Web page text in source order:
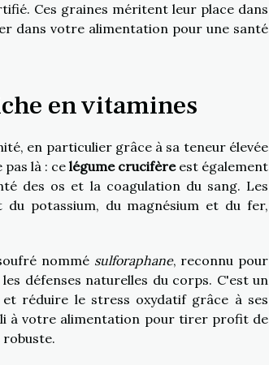
Ces graines méritent leur place dans
dans votre alimentation pour une santé
en vitamines
en particulier grâce à sa teneur élevée
là : ce légume crucifèreest également
des os et la coagulation du sang. Les
potassium, du magnésium et du fer,
nommé sulforaphane, reconnu pour
défenses naturelles du corps. C'est un
réduire le stress oxydatif grâce à ses
à votre alimentation pour tirer profit de